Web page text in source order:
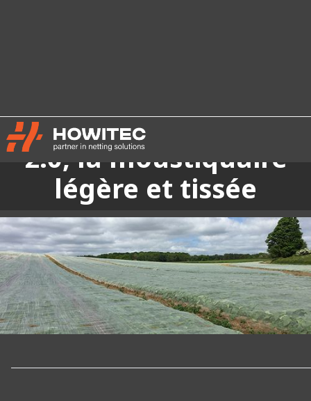
Améliorez Ornata Light
2.0, la moustiquaire
légère et tissée